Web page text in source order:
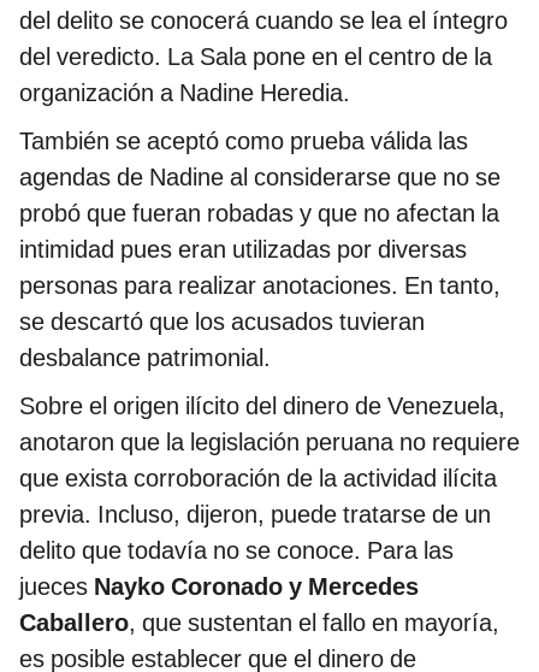
del delito se conocerá cuando se lea el íntegro
del veredicto. La Sala pone en el centro de la
organización a Nadine Heredia.
También se aceptó como prueba válida las
agendas de Nadine al considerarse que no se
probó que fueran robadas y que no afectan la
intimidad pues eran utilizadas por diversas
personas para realizar anotaciones. En tanto,
se descartó que los acusados tuvieran
desbalance patrimonial.
Sobre el origen ilícito del dinero de Venezuela,
anotaron que la legislación peruana no requiere
que exista corroboración de la actividad ilícita
previa. Incluso, dijeron, puede tratarse de un
delito que todavía no se conoce. Para las
jueces Nayko Coronado y Mercedes
Caballero, que sustentan el fallo en mayoría,
es posible establecer que el dinero de